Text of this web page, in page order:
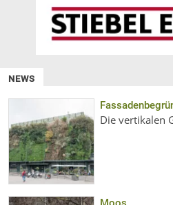
NEWS
Die vertikalen